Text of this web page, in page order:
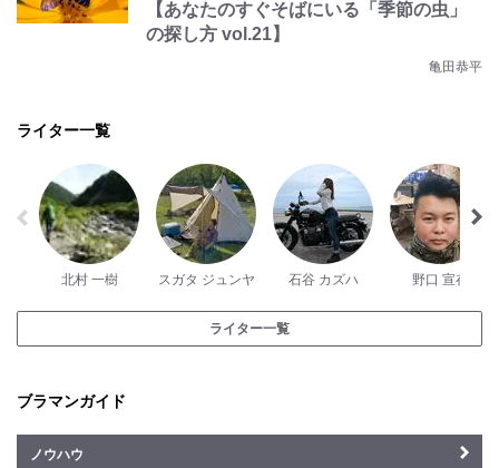
【あなたのすぐそばにいる「季節の虫」
の探し方 vol.21】
亀田恭平
ライター一覧
北村 一樹 スガタ ジュンヤ 石谷 カズハ 野口 宣存
ライター一覧
ブラマンガイド
ノウハウ